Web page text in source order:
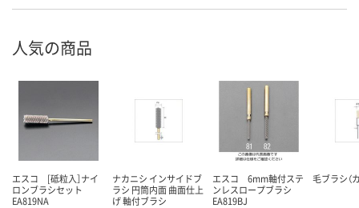
人気の商品
エスコ [砥粒入］ナイ
ロンブラシセット
EA819NA
ナカニシ インサイドブ
ラシ 円筒内面 曲面仕上
げ 軸付ブラシ
エスコ 6mm軸付ステ
ンレスロープブラシ
EA819BJ
毛ブラシ（